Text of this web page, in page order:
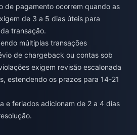
de pagamento ocorrem quando as
de 3 a 5 dias úteis para
transação.
múltiplas transações
de chargeback ou contas sob
exigem revisão escalonada
estendendo os prazos para 14-21
e feriados adicionam de 2 a 4 dias